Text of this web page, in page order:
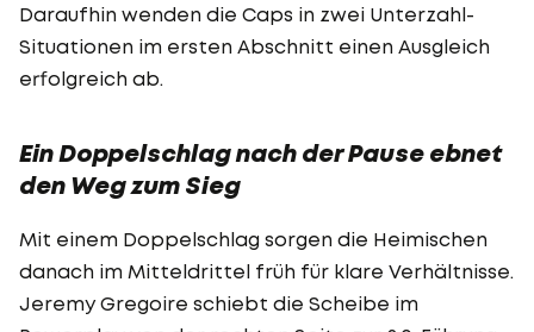
Daraufhin wenden die Caps in zwei Unterzahl-
Situationen im ersten Abschnitt einen Ausgleich
erfolgreich ab.
Ein Doppelschlag nach der Pause ebnet
den Weg zum Sieg
Mit einem Doppelschlag sorgen die Heimischen
danach im Mitteldrittel früh für klare Verhältnisse.
Jeremy Gregoire schiebt die Scheibe im